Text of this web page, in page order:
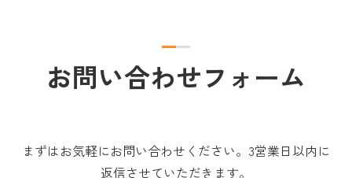
お問い合わせフォーム
まずはお気軽にお問い合わせください。3営業日以内に
返信させていただきます。